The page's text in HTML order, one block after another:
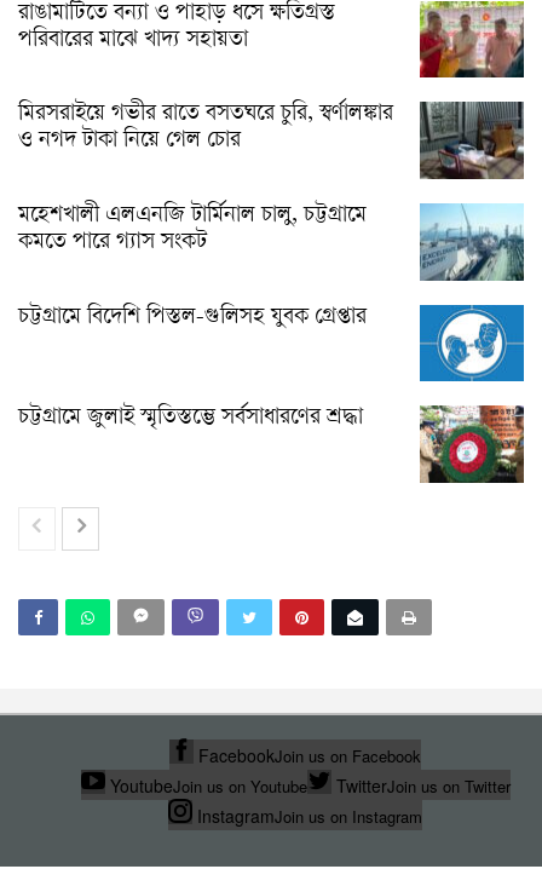
রাঙামাটিতে বন্যা ও পাহাড় ধসে ক্ষতিগ্রস্ত
পরিবারের মাঝে খাদ্য সহায়তা
মিরসরাইয়ে গভীর রাতে বসতঘরে চুরি, স্বর্ণালঙ্কার
ও নগদ টাকা নিয়ে গেল চোর
মহেশখালী এলএনজি টার্মিনাল চালু, চট্টগ্রামে
কমতে পারে গ্যাস সংকট
চট্টগ্রামে বিদেশি পিস্তল-গুলিসহ যুবক গ্রেপ্তার
চট্টগ্রামে জুলাই স্মৃতিস্তম্ভে সর্বসাধারণের শ্রদ্ধা
FacebookJoin us on Facebook
YoutubeJoin us on Youtube TwitterJoin us on Twitter
InstagramJoin us on Instagram